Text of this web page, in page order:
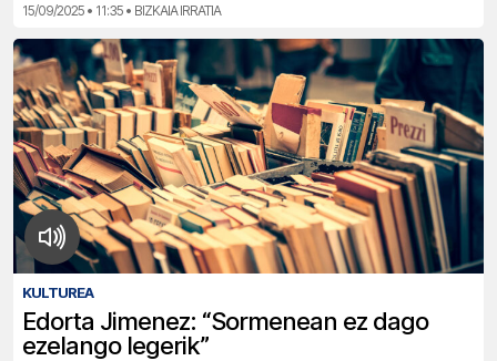
15/09/2025 • 11:35 • BIZKAIA IRRATIA
KULTUREA
Edorta Jimenez: “Sormenean ez dago
ezelango legerik”